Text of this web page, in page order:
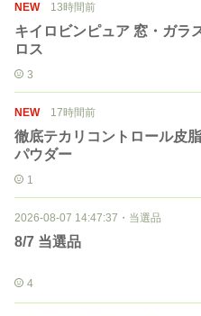
NEW 13時間前
キイロビンピュア 窓・ガラ
ロス
3
NEW 17時間前
徹底テカリコントロール皮
パウダー
1
2026-08-07 14:47:37 ・ 当選品
8/7 当選品
4